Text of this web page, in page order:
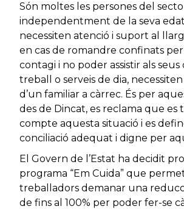
Són moltes les persones del
independentment de la seva
necessiten atenció i suport al
en cas de romandre confinats
contagi i no poder assistir als
treball o serveis de dia,
d’un familiar a càrrec. És per
des de Dincat, es reclama que es
compte aquesta situació i es
conciliació adequat i digne per
El Govern de l’Estat ha decidit
programa “Em Cuida” que
treballadors demanar una
de fins al 100% per poder fer-se